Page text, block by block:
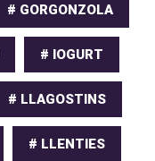
# GORGONZOLA
# IOGURT
# LLAGOSTINS
# LLENTIES